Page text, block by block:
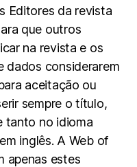
Editores da revista
que outros
na revista e os
dados considerarem
aceitação ou
sempre o título,
tanto no idioma
inglês. A Web of
apenas estes